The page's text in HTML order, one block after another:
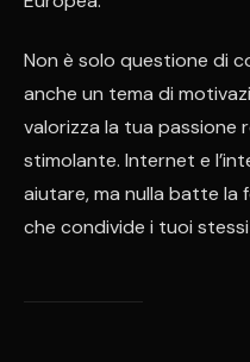
Non è solo questione di
anche un tema di
valorizza la tua passione
stimolante. Internet e
aiutare, ma nulla batte la
che condivide i tuoi